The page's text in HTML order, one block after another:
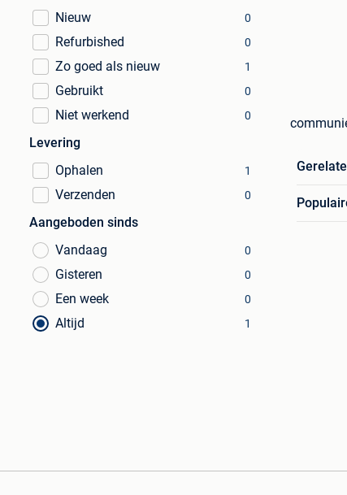
Nieuw
0
Refurbished 0
Zo goed als nieuw 1
Gebruikt 0
Niet werkend 0
Levering
Ophalen
1
Verzenden 0
Aangeboden sinds
Vandaag
0
Gisteren 0
Een week 0
Altijd 1